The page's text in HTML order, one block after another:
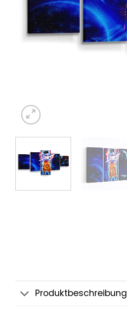
Produktbeschreibung